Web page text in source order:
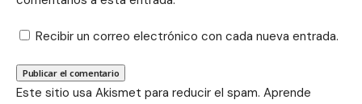
Recibir un correo electrónico con cada nueva entrada.
Este sitio usa Akismet para reducir el spam. Aprende